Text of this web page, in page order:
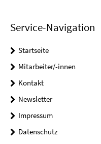
Service-Navigation
Startseite
Mitarbeiter/-innen
Kontakt
Newsletter
Impressum
Datenschutz